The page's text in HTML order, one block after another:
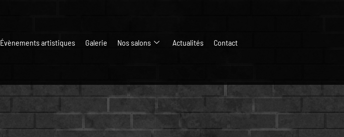
Évènements artistiques Galerie Nos salons Actualités Contact